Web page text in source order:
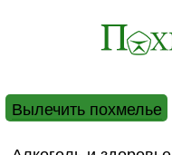
Вылечить похмелье